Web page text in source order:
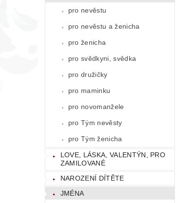
pro nevěstu
pro nevěstu a ženicha
pro ženicha
pro svědkyni, svědka
pro družičky
pro maminku
pro novomanžele
pro Tým nevěsty
pro Tým ženicha
LOVE, LÁSKA, VALENTÝN, PRO
ZAMILOVANÉ
NAROZENÍ DÍTĚTE
JMÉNA